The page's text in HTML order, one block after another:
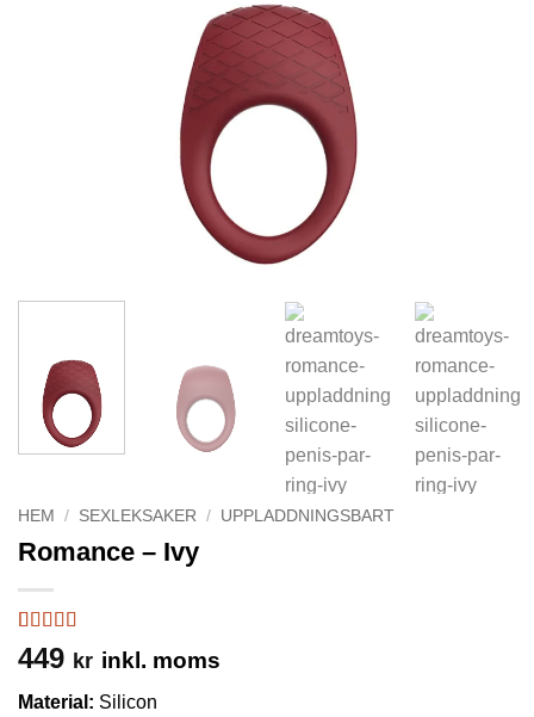
HEM / SEXLEKSAKER / UPPLADDNINGSBART
Romance – Ivy
Betygsatt
av 5 baserat
2
kundrecensioner
449 kr inkl. moms
Material: Silicon